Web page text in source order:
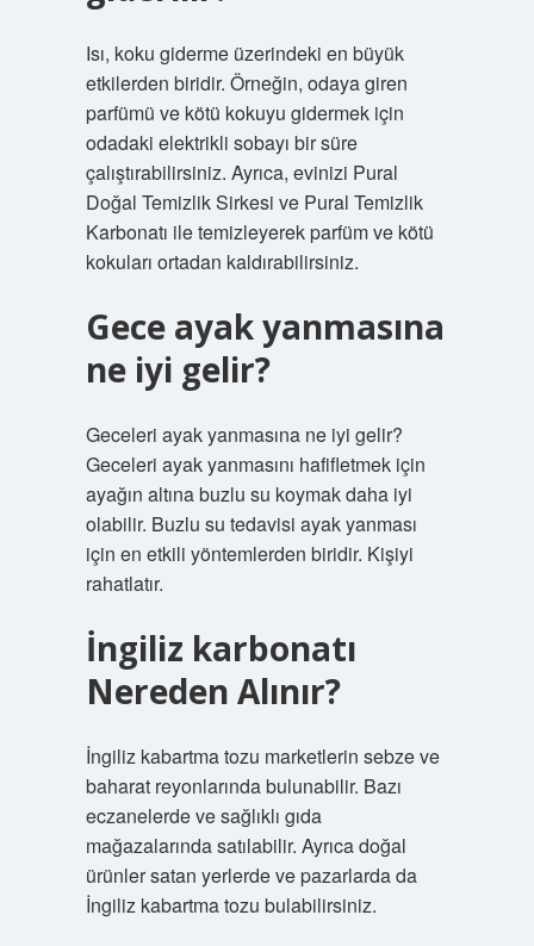
Isı, koku giderme üzerindeki en büyük
etkilerden biridir. Örneğin, odaya giren
parfümü ve kötü kokuyu gidermek için
odadaki elektrikli sobayı bir süre
çalıştırabilirsiniz. Ayrıca, evinizi Pural
Doğal Temizlik Sirkesi ve Pural Temizlik
Karbonatı ile temizleyerek parfüm ve kötü
kokuları ortadan kaldırabilirsiniz.
Gece ayak yanmasına
ne iyi gelir?
Geceleri ayak yanmasına ne iyi gelir?
Geceleri ayak yanmasını hafifletmek için
ayağın altına buzlu su koymak daha iyi
olabilir. Buzlu su tedavisi ayak yanması
için en etkili yöntemlerden biridir. Kişiyi
rahatlatır.
İngiliz karbonatı
Nereden Alınır?
İngiliz kabartma tozu marketlerin sebze ve
baharat reyonlarında bulunabilir. Bazı
eczanelerde ve sağlıklı gıda
mağazalarında satılabilir. Ayrıca doğal
ürünler satan yerlerde ve pazarlarda da
İngiliz kabartma tozu bulabilirsiniz.